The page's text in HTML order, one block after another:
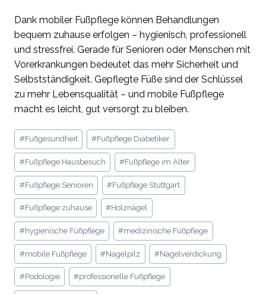
Dank mobiler Fußpflege können Behandlungen
bequem zuhause erfolgen – hygienisch, professionell
und stressfrei. Gerade für Senioren oder Menschen mit
Vorerkrankungen bedeutet das mehr Sicherheit und
Selbstständigkeit. Gepflegte Füße sind der Schlüssel
zu mehr Lebensqualität – und mobile Fußpflege
macht es leicht, gut versorgt zu bleiben.
Schlagworte:
#Fußgesundheit #Fußpflege Diabetiker
#Fußpflege Hausbesuch #Fußpflege im Alter
#Fußpflege Senioren #Fußpflege Stuttgart
#Fußpflege zuhause #Holznägel
#hygienische Fußpflege #medizinische Fußpflege
#mobile Fußpflege #Nagelpilz #Nagelverdickung
#Podologie #professionelle Fußpflege